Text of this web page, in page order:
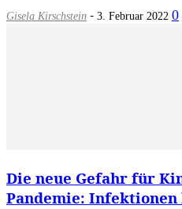
Gisela Kirschstein - 3. Februar 2022 0
Die neue Gefahr für
Pandemie: Infektionen